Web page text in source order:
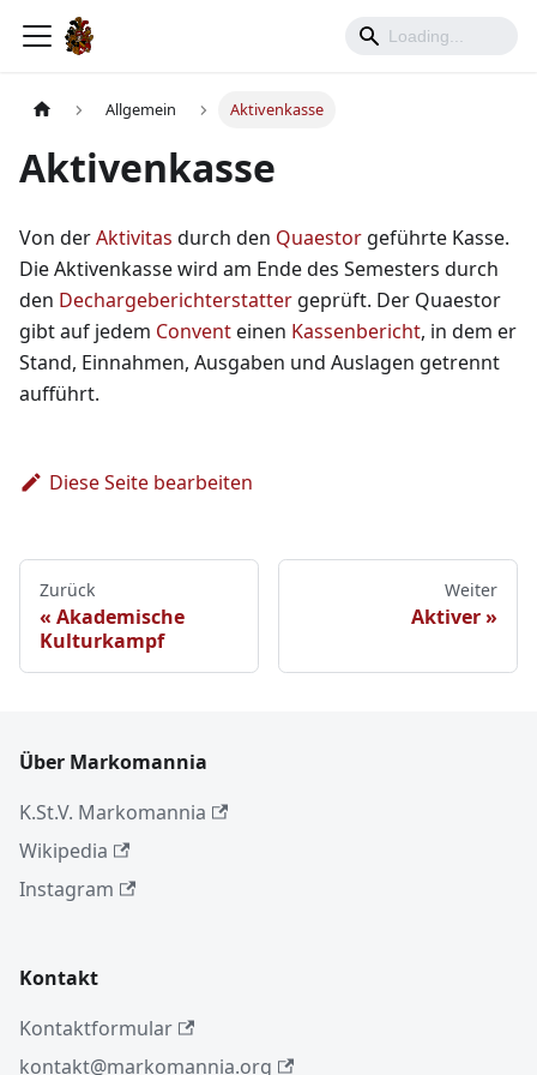
Allgemein Aktivenkasse
Aktivenkasse
Von derAktivitas durch den Quaestor geführte Kasse.
Die Aktivenkasse wird am Ende des Semesters durch
den Dechargeberichterstatter geprüft. Der Quaestor
gibt auf jedem Conventeinen Kassenbericht, in dem er
Stand, Einnahmen, Ausgaben und Auslagen getrennt
aufführt.
Diese Seite bearbeiten
Zurück
Akademische
Kulturkampf
Weiter
Aktiver
Über Markomannia
K.St.V. Markomannia
Wikipedia
Instagram
Kontakt
Kontaktformular
kontakt@markomannia.org